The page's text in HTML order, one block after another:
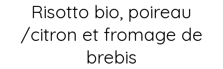
Risotto bio, poireau
/citron et fromage de
brebis